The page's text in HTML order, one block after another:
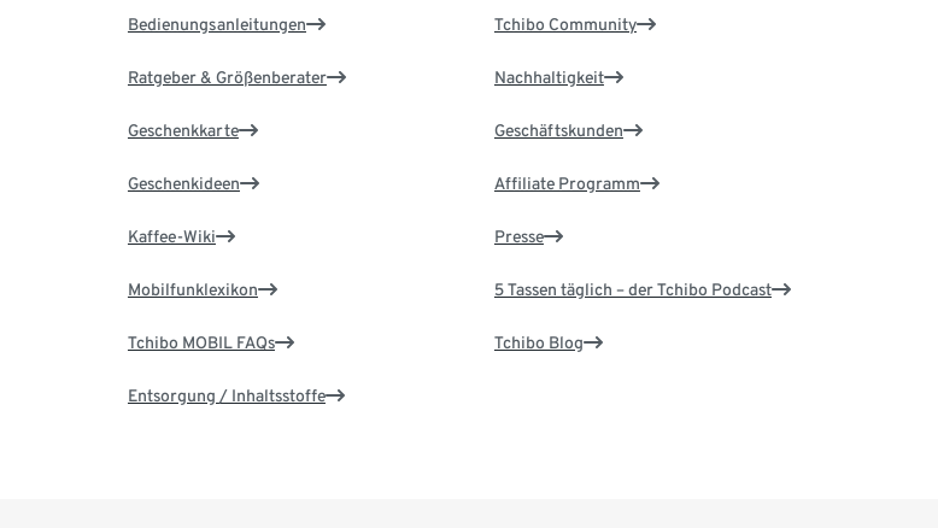
Bedienungsanleitungen
Ratgeber & Größenberater
Geschenkkarte
Geschenkideen
Kaffee-Wiki
Mobilfunklexikon
Tchibo MOBIL FAQs
Entsorgung / Inhaltsstoffe
Tchibo Community
Nachhaltigkeit
Geschäftskunden
Affiliate Programm
Presse
5 Tassen täglich – der Tchibo Podcast
Tchibo Blog